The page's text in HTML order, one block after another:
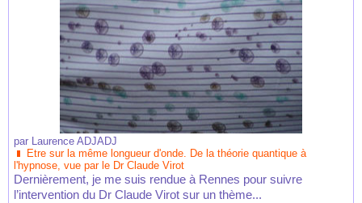
par Laurence ADJADJ
Etre sur la même longueur d'onde. De la théorie quantique à
l'hypnose, vue par le Dr Claude Virot
Dernièrement, je me suis rendue à Rennes pour suivre
l’intervention du Dr Claude Virot sur un thème...